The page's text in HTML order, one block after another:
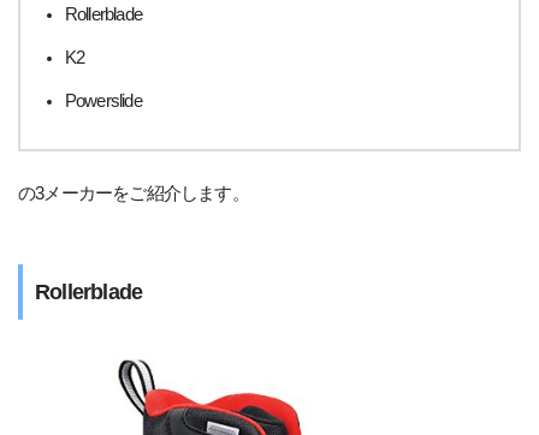
Rollerblade
K2
Powerslide
の3メーカーをご紹介します。
Rollerblade